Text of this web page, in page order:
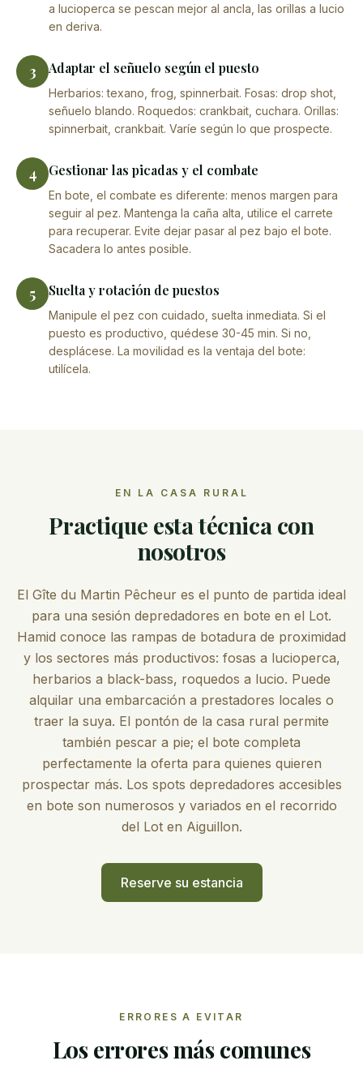
a lucioperca se pescan mejor al ancla, las orillas a lucio
en deriva.
3 Adaptar el señuelo según el puesto
Herbarios: texano, frog, spinnerbait. Fosas: drop shot,
señuelo blando. Roquedos: crankbait, cuchara. Orillas:
spinnerbait, crankbait. Varíe según lo que prospecte.
4 Gestionar las picadas y el combate
En bote, el combate es diferente: menos margen para
seguir al pez. Mantenga la caña alta, utilice el carrete
para recuperar. Evite dejar pasar al pez bajo el bote.
Sacadera lo antes posible.
5 Suelta y rotación de puestos
Manipule el pez con cuidado, suelta inmediata. Si el
puesto es productivo, quédese 30-45 min. Si no,
desplácese. La movilidad es la ventaja del bote:
utilícela.
EN LA CASA RURAL
Practique esta técnica con
nosotros
El Gîte du Martin Pêcheur es el punto de partida ideal
para una sesión depredadores en bote en el Lot.
Hamid conoce las rampas de botadura de proximidad
y los sectores más productivos: fosas a lucioperca,
herbarios a black-bass, roquedos a lucio. Puede
alquilar una embarcación a prestadores locales o
traer la suya. El pontón de la casa rural permite
también pescar a pie; el bote completa
perfectamente la oferta para quienes quieren
prospectar más. Los spots depredadores accesibles
en bote son numerosos y variados en el recorrido
del Lot en Aiguillon.
Reserve su estancia
ERRORES A EVITAR
Los errores más comunes